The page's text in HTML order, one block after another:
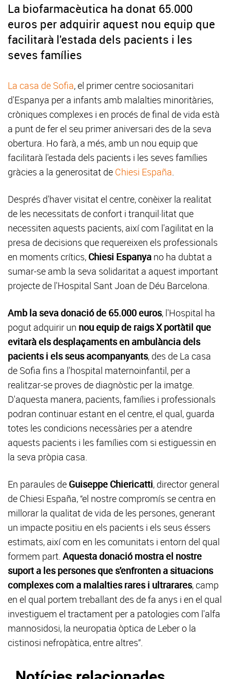
La biofarmacèutica ha donat 65.000
euros per adquirir aquest nou equip que
facilitarà l'estada dels pacients i les
seves famílies
La casa de Sofia, el primer centre sociosanitari
d'Espanya per a infants amb malalties minoritàries,
cròniques complexes i en procés de final de vida està
a punt de fer el seu primer aniversari des de la seva
obertura. Ho farà, a més, amb un nou equip que
facilitarà l'estada dels pacients i les seves famílies
gràcies a la generositat de Chiesi España.
Després d'haver visitat el centre, conèixer la realitat
de les necessitats de confort i tranquil·litat que
necessiten aquests pacients, així com l'agilitat en la
presa de decisions que requereixen els professionals
en moments crítics, Chiesi Espanya no ha dubtat a
sumar-se amb la seva solidaritat a aquest important
projecte de l'Hospital Sant Joan de Déu Barcelona.
Amb la seva donació de 65.000 euros, l'Hospital ha
pogut adquirir un nou equip de raigs X portàtil que
evitarà els desplaçaments en ambulància dels
pacients i els seus acompanyants, des de La casa
de Sofia fins a l'hospital maternoinfantil, per a
realitzar-se proves de diagnòstic per la imatge.
D'aquesta manera, pacients, famílies i professionals
podran continuar estant en el centre, el qual, guarda
totes les condicions necessàries per a atendre
aquests pacients i les famílies com si estiguessin en
la seva pròpia casa.
En paraules de Guiseppe Chiericatti, director general
de Chiesi España, “el nostre compromís se centra en
millorar la qualitat de vida de les persones, generant
un impacte positiu en els pacients i els seus éssers
estimats, així com en les comunitats i entorn del qual
formem part. Aquesta donació mostra el nostre
suport a les persones que s'enfronten a situacions
complexes com a malalties rares i ultrarares, camp
en el qual portem treballant des de fa anys i en el qual
investiguem el tractament per a patologies com l'alfa
mannosidosi, la neuropatia òptica de Leber o la
cistinosi nefropàtica, entre altres”.